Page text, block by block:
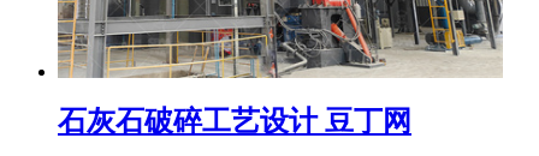
石灰石破碎工艺设计 豆丁网